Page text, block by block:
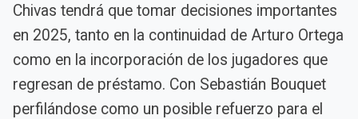
Chivas tendrá que tomar decisiones importantes
en 2025, tanto en la continuidad de Arturo Ortega
como en la incorporación de los jugadores que
regresan de préstamo. Con Sebastián Bouquet
perfilándose como un posible refuerzo para el